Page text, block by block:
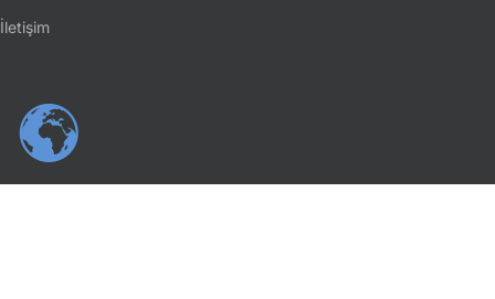
İletişim